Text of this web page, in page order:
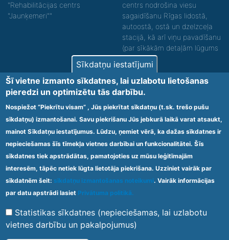
"Rehabilitācijas centrs
"Jaunķemeri""
centrs nodrošina viesu
sagaidīšanu Rīgas lidostā,
autoostā, ostā un dzelzceļa
stacijā, kā arī viņu pavadīšanu
(par sīkākām detaļām lūgums
zvanīt).
Nodrošinām vides piekļūstamību personām ar
funkcionāliem traucējumiem! SIA „Sanare-KRC
Jaunķemeri”, Kolkas ielā 20, Jūrmalā ir nodrošināta vides
piekļūstamība personām ar funkcionāliem traucējumiem,
tādejādi nodrošinot atbilstību Ministru kabineta
2009.gada 20.janvāra noteikumos Nr.60 „Noteikumi par
obligātajām prasībām ārstniecības iestādēm un to
struktūrvienībām” minētajām prasībām.
Ārstniecības iestādes kods 1300 – 64003
Footer
menu
Vietnes karte Noteikumi un privātuma politika
Sīkdatņu iestatījumi
Šī vietne izmanto sīkdatnes, lai uzlabotu lietošanas
pieredzi un optimizētu tās darbību.
Nospiežot “Piekrītu visam” , Jūs piekrītat sīkdatņu (t.sk. trešo pušu
sīkdatņu) izmantošanai. Savu piekrišanu Jūs jebkurā laikā varat atsaukt,
mainot Sīkdatņu iestatījumus. Lūdzu, ņemiet vērā, ka dažas sīkdatnes ir
nepieciešamas šīs tīmekļa vietnes darbībai un funkcionalitātei. Šīs
sīkdatnes tiek apstrādātas, pamatojoties uz mūsu leģitīmajām
interesēm, tāpēc netiek lūgta lietotāja piekrišana. Uzziniet vairāk par
sīkdatnēm šeit: sīkdatņu izmantošanas noteikumi. Vairāk informācijas
par datu apstrādi lasiet Privātuma politikā.
Statistikas sīkdatnes (nepieciešamas, lai uzlabotu
vietnes darbību un pakalpojumus)